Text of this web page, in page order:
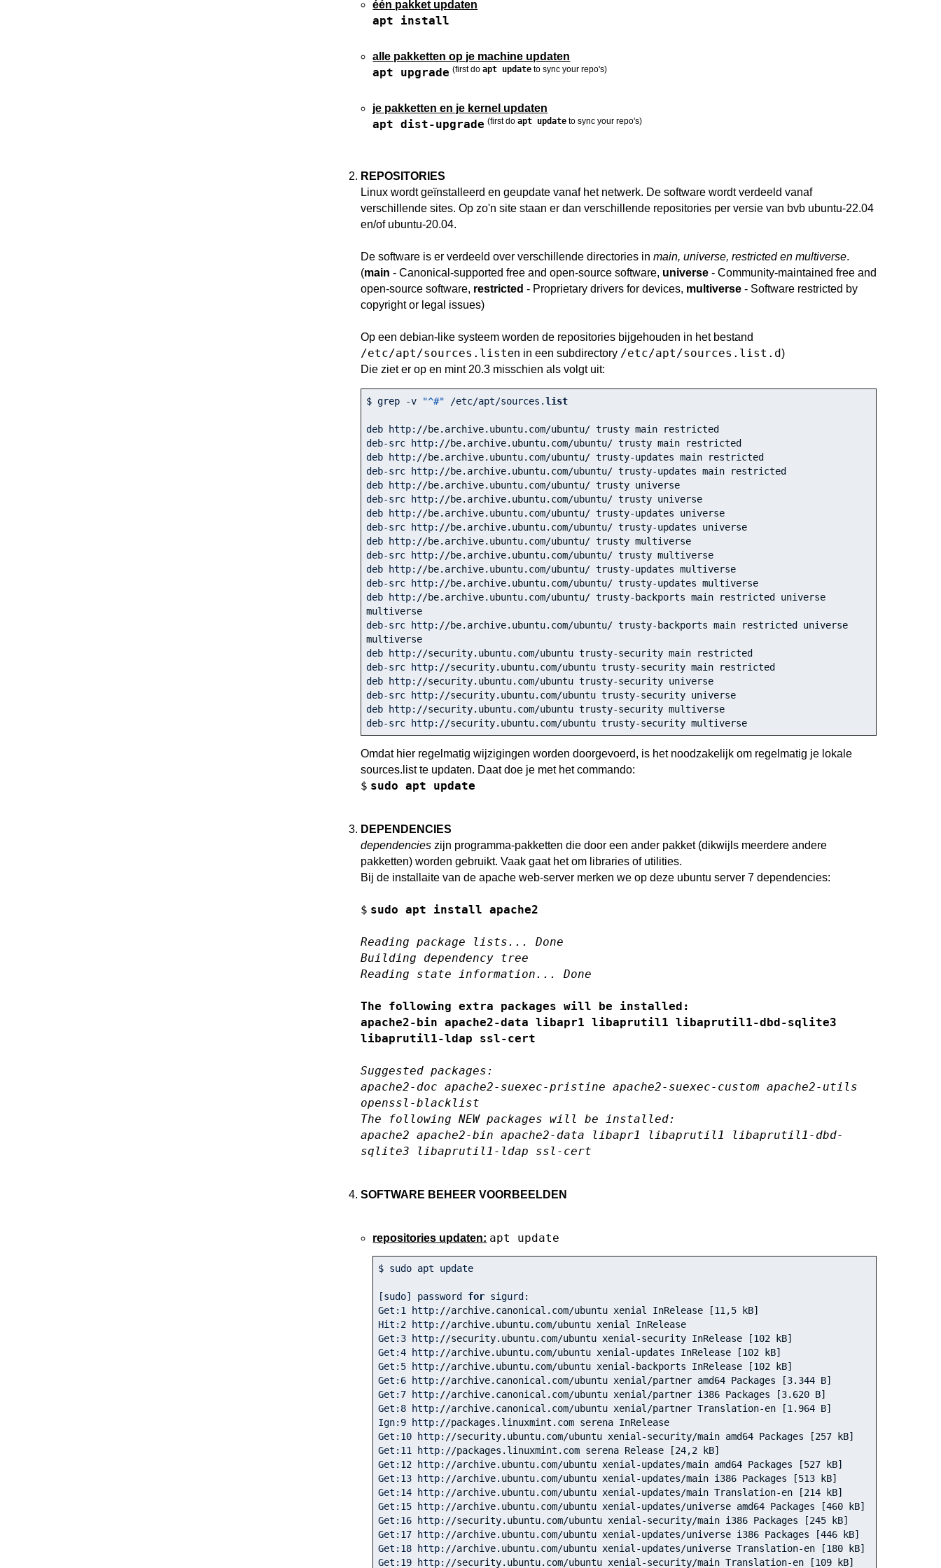
één pakket updaten
apt install
alle pakketten op je machine updaten
apt upgrade (first doapt update to sync your repo's)
je pakketten en je kernel updaten
apt dist-upgrade (first doapt update to sync your repo's)
REPOSITORIES
Linux wordt geïnstalleerd en geupdate vanaf het netwerk. De software wordt verdeeld vanaf
verschillende sites. Op zo'n site staan er dan verschillende repositories per versie van bvb ubuntu-22.04
en/of ubuntu-20.04.
De software is er verdeeld over verschillende directories in main, universe, restricted en multiverse.
(main - Canonical-supported free and open-source software, universe- Community-maintained free and
open-source software, restricted - Proprietary drivers for devices, multiverse- Software restricted by
copyright or legal issues)
Op een debian-like systeem worden de repositories bijgehouden in het bestand
/etc/apt/sources.listen in een subdirectory /etc/apt/sources.list.d)
Die ziet er op en mint 20.3 misschien als volgt uit:
$ grep -v "^#" /etc/apt/sources.list
deb http: //be.archive.ubuntu.com/ubuntu/ trusty main restricted
deb-src http: //be.archive.ubuntu.com/ubuntu/ trusty main restricted
deb http: //be.archive.ubuntu.com/ubuntu/ trusty-updates main restricted
deb-src http: //be.archive.ubuntu.com/ubuntu/ trusty-updates main restricted
deb http: //be.archive.ubuntu.com/ubuntu/ trusty universe
deb-src http: //be.archive.ubuntu.com/ubuntu/ trusty universe
deb http: //be.archive.ubuntu.com/ubuntu/ trusty-updates universe
deb-src http: //be.archive.ubuntu.com/ubuntu/ trusty-updates universe
deb http: //be.archive.ubuntu.com/ubuntu/ trusty multiverse
deb-src http: //be.archive.ubuntu.com/ubuntu/ trusty multiverse
deb http: //be.archive.ubuntu.com/ubuntu/ trusty-updates multiverse
deb-src http: //be.archive.ubuntu.com/ubuntu/ trusty-updates multiverse
deb http: //be.archive.ubuntu.com/ubuntu/ trusty-backports main restricted universe
multiverse
deb-src http: //be.archive.ubuntu.com/ubuntu/ trusty-backports main restricted universe
multiverse
deb http: //security.ubuntu.com/ubuntu trusty-security main restricted
deb-src http: //security.ubuntu.com/ubuntu trusty-security main restricted
deb http: //security.ubuntu.com/ubuntu trusty-security universe
deb-src http: //security.ubuntu.com/ubuntu trusty-security universe
deb http: //security.ubuntu.com/ubuntu trusty-security multiverse
deb-src http: //security.ubuntu.com/ubuntu trusty-security multiverse
Omdat hier regelmatig wijzigingen worden doorgevoerd, is het noodzakelijk om regelmatig je lokale
sources.list te updaten. Daat doe je met het commando:
$ sudo apt update
DEPENDENCIES
dependencieszijn programma-pakketten die door een ander pakket (dikwijls meerdere andere
pakketten) worden gebruikt. Vaak gaat het om libraries of utilities.
Bij de installaite van de apache web-server merken we op deze ubuntu server 7 dependencies:
$ sudo apt install apache2
Reading package lists... Done
Building dependency tree
Reading state information... Done
The following extra packages will be installed:
apache2-bin apache2-data libapr1 libaprutil1 libaprutil1-dbd-sqlite3
libaprutil1-ldap ssl-cert
Suggested packages:
apache2-doc apache2-suexec-pristine apache2-suexec-custom apache2-utils
openssl-blacklist
The following NEW packages will be installed:
apache2 apache2-bin apache2-data libapr1 libaprutil1 libaprutil1-dbd-
sqlite3 libaprutil1-ldap ssl-cert
SOFTWARE BEHEER VOORBEELDEN
repositories updaten: apt update
$ sudo apt update
[sudo] password for sigurd:
Get: 1 http: //archive.canonical.com/ubuntu xenial InRelease [11,5 kB]
Hit: 2 http: //archive.ubuntu.com/ubuntu xenial InRelease
Get: 3 http: //security.ubuntu.com/ubuntu xenial-security InRelease [102 kB]
Get:4 http: //archive.ubuntu.com/ubuntu xenial-updates InRelease [102 kB]
Get: 5 http: //archive.ubuntu.com/ubuntu xenial-backports InRelease [102 kB]
Get: 6 http: //archive.canonical.com/ubuntu xenial/partner amd64 Packages [3.344 B]
Get: 7 http: //archive.canonical.com/ubuntu xenial/partner i386 Packages [3.620 B]
Get: 8 http: //archive.canonical.com/ubuntu xenial/partner Translation-en [1.964 B]
Ign: 9 http: //packages.linuxmint.com serena InRelease
Get: 10 http: //security.ubuntu.com/ubuntu xenial-security/main amd64 Packages [257 kB]
Get: 11 http: //packages.linuxmint.com serena Release [24,2 kB]
Get: 12 http: //archive.ubuntu.com/ubuntu xenial-updates/main amd64 Packages [527 kB]
Get: 13 http: //archive.ubuntu.com/ubuntu xenial-updates/main i386 Packages [513 kB]
Get: 14 http: //archive.ubuntu.com/ubuntu xenial-updates/main Translation-en [214 kB]
Get: 15 http: //archive.ubuntu.com/ubuntu xenial-updates/universe amd64 Packages [460 kB]
Get: 16 http: //security.ubuntu.com/ubuntu xenial-security/main i386 Packages [245 kB]
Get: 17 http: //archive.ubuntu.com/ubuntu xenial-updates/universe i386 Packages [446 kB]
Get: 18 http: //archive.ubuntu.com/ubuntu xenial-updates/universe Translation-en [180 kB]
Get: 19 http: //security.ubuntu.com/ubuntu xenial-security/main Translation-en [109 kB]